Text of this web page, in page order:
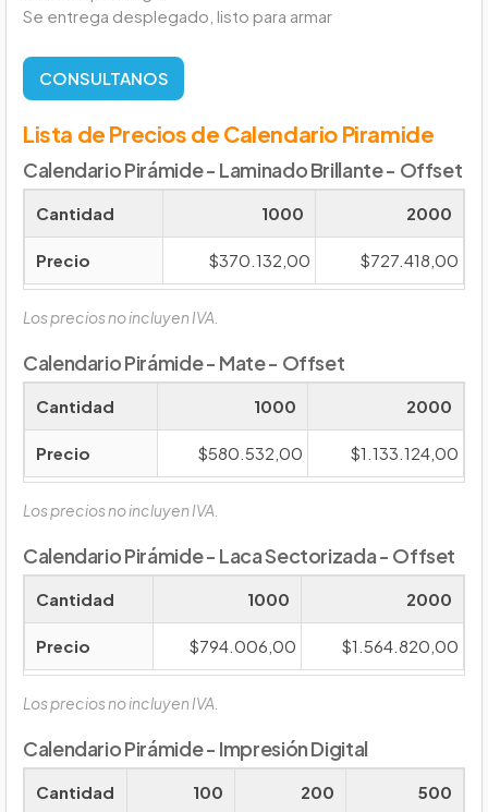
Se entrega desplegado, listo para armar
CONSULTANOS
Lista de Precios de Calendario Piramide
Calendario Pirámide - Laminado Brillante - Offset
Cantidad 1000 2000
Precio $370.132,00 $727.418,00
Los precios no incluyen IVA.
Calendario Pirámide - Mate - Offset
Cantidad 1000 2000
Precio $580.532,00 $1.133.124,00
Los precios no incluyen IVA.
Calendario Pirámide - Laca Sectorizada - Offset
Cantidad 1000 2000
Precio $794.006,00 $1.564.820,00
Los precios no incluyen IVA.
Calendario Pirámide - Impresión Digital
Cantidad 100 200 500